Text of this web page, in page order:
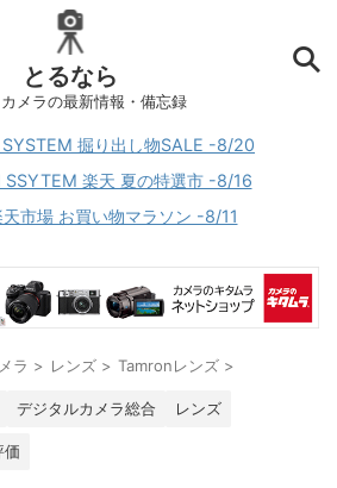
とるなら
メラの最新情報・備忘録
掘り出し物SALE -8/20
SSYTEM 楽天 夏の特選市 -8/16
天市場 お買い物マラソン -8/11
ラ > レンズ > Tamronレンズ >
デジタルカメラ総合 レンズ
価